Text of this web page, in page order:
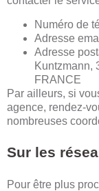
Numéro de
Adresse
Adresse
Kuntzmann,
FRANCE
Par ailleurs, si
agence, rendez-
nombreuses
Sur les
Pour être plus